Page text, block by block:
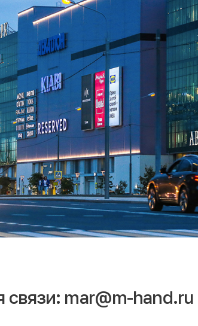
связи: mar@m-hand.ru